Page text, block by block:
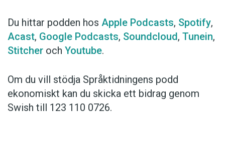
Du hittar podden hos Apple Podcasts, Spotify,
Acast, Google Podcasts, Soundcloud, Tunein,
Stitcher och Youtube.
Om du vill stödja Språktidningens podd
ekonomiskt kan du skicka ett bidrag genom
Swish till 123 110 0726.